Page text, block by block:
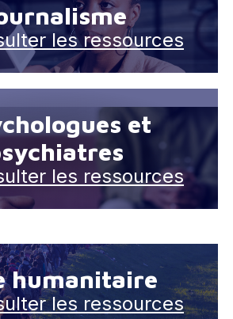
les ressources
et
les ressources
humanitaire
les ressources